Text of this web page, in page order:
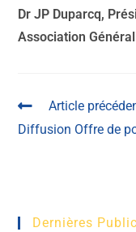
Dr JP Duparcq,
Association
Article
Diffusion Offre de
Dernières